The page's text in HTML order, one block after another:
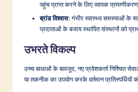
पहुंच प्राप्त करने के लिए व्यापक
ब्रांड विश्वास:गंभीर स्वास्थ्य समस्याओं के
प्रदाताओं के बजाय स्थापित संस्थानों को
उभरते विकल्प
उच्च बाधाओं के बावजूद, नए प्रवेशकर्ता निश्चित
या तकनीक का उपयोग करके वर्तमान प्रतिस्पर्धियों